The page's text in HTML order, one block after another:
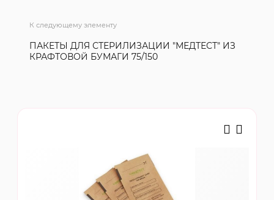
К следующему элементу
ПАКЕТЫ ДЛЯ СТЕРИЛИЗАЦИИ "МЕДТЕСТ" ИЗ
КРАФТОВОЙ БУМАГИ 75/150